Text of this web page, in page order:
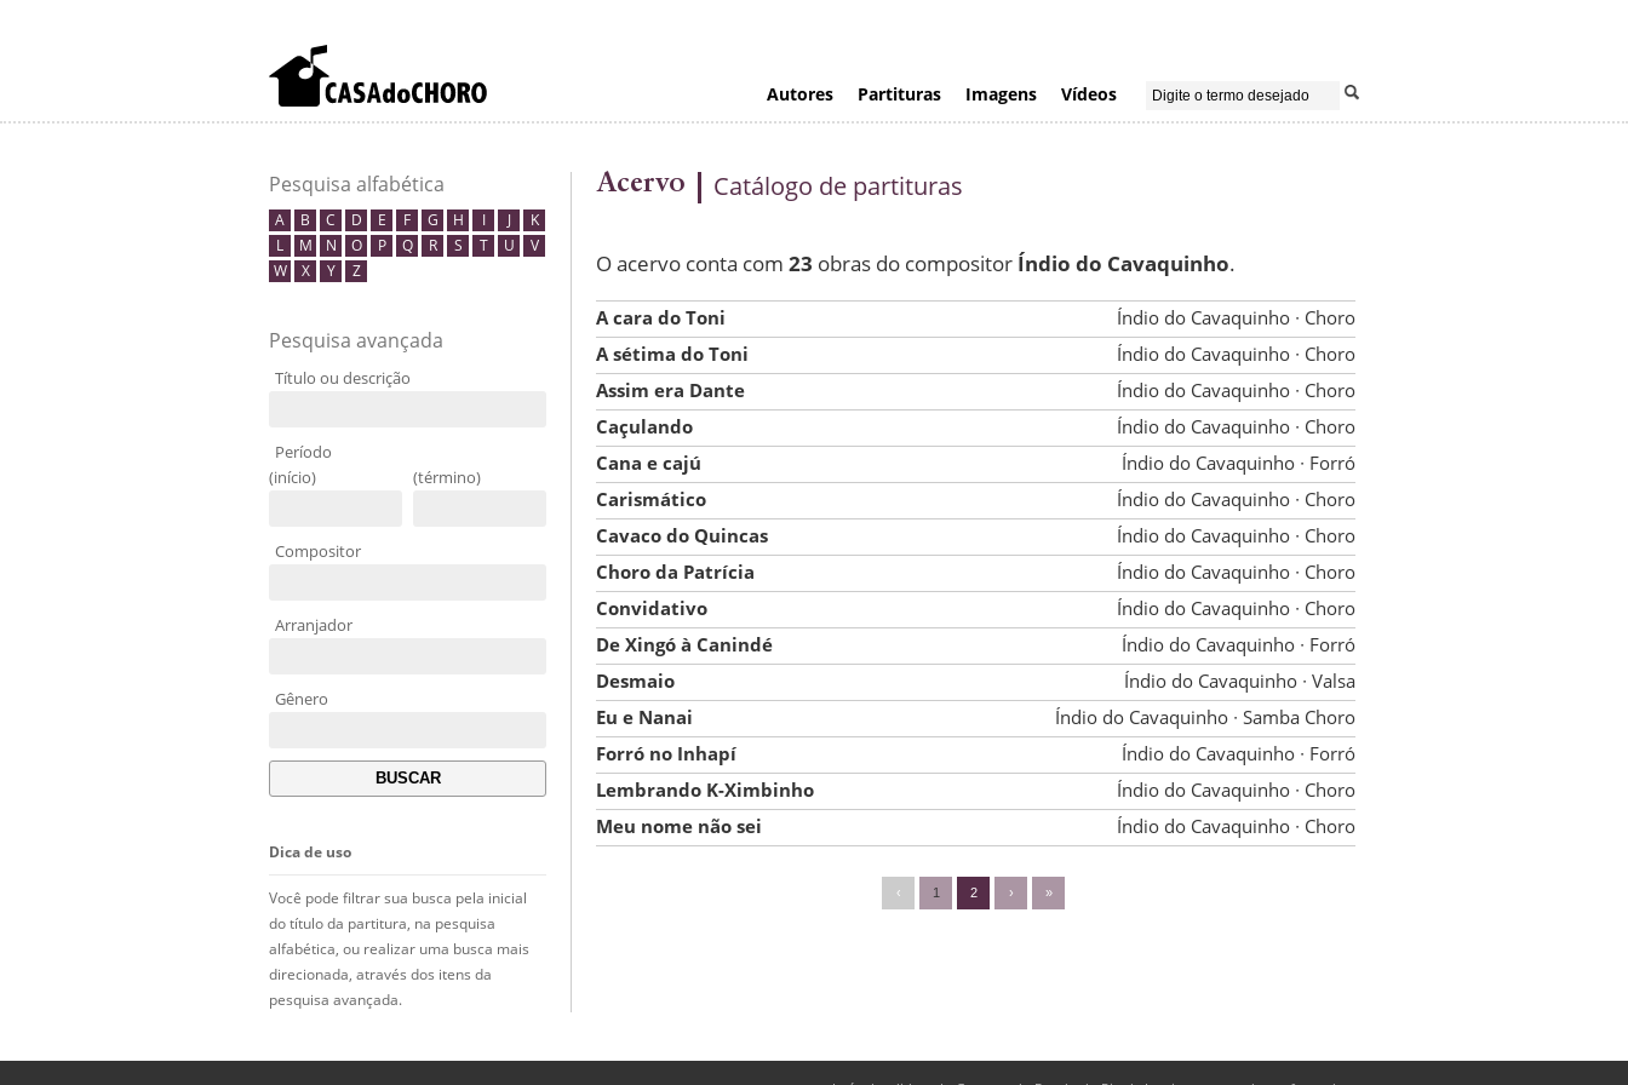
Autores Partituras Imagens Vídeos
Pesquisa alfabética
A B C D E F G H I J
K
L
M N O P Q R S T U
V
W
X Y Z
Pesquisa avançada
Título ou descrição
Período
(início)
(término)
Compositor
Arranjador
Gênero
Dica de uso
Você pode filtrar sua busca pela inicial
do título da partitura, na pesquisa
alfabética, ou realizar uma busca mais
direcionada, através dos itens da
pesquisa avançada.
Acervo Catálogo de partituras
O acervo conta com 23 obras do compositor Índio do Cavaquinho.
A cara do Toni Índio do Cavaquinho ∙ Choro
A sétima do Toni
Índio do Cavaquinho ∙ Choro
Assim era Dante
Índio do Cavaquinho ∙ Choro
Caçulando
Índio do Cavaquinho ∙ Choro
Cana e cajú
Índio do Cavaquinho ∙ Forró
Carismático
Índio do Cavaquinho ∙ Choro
Cavaco do Quincas
Índio do Cavaquinho ∙ Choro
Choro da Patrícia
Índio do Cavaquinho ∙ Choro
Convidativo
Índio do Cavaquinho ∙ Choro
De Xingó à Canindé
Índio do Cavaquinho ∙ Forró
Desmaio
Índio do Cavaquinho ∙ Valsa
Eu e Nanai
Índio do Cavaquinho ∙ Samba Choro
Forró no Inhapí
Índio do Cavaquinho ∙ Forró
Lembrando K-Ximbinho
Índio do Cavaquinho ∙ Choro
Meu nome não sei
Índio do Cavaquinho ∙ Choro
‹ 1 2 › »